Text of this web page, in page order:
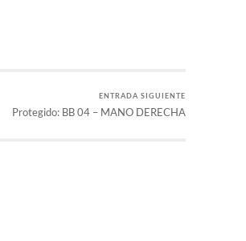
ENTRADA SIGUIENTE
Protegido: BB 04 – MANO DERECHA